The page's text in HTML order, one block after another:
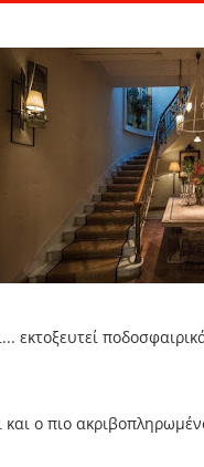
εκτοξευτεί
και ο πιο